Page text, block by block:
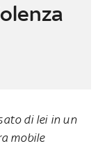
di lei in un
mobile